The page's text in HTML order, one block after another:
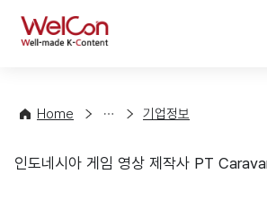
WelCon
Home
컨
팅
해
기
정
기업정보
기업정보
인도네시아 게임 영상 제작사 PT